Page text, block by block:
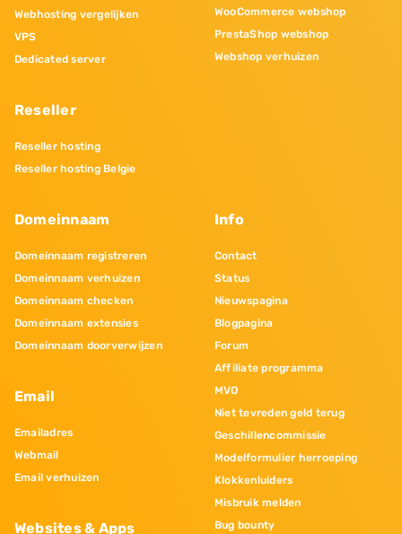
Webhosting vergelijken
VPS
Dedicated server
Reseller
Reseller hosting
Reseller hosting Belgie
WooCommerce webshop
PrestaShop webshop
Webshop verhuizen
Domeinnaam
Domeinnaam registreren
Domeinnaam verhuizen
Domeinnaam checken
Domeinnaam extensies
Domeinnaam doorverwijzen
Email
Emailadres
Webmail
Email verhuizen
Websites & Apps
Info
Contact
Status
Nieuwspagina
Blogpagina
Forum
Affiliate programma
MVO
Niet tevreden geld terug
Geschillencommissie
Modelformulier herroeping
Klokkenluiders
Misbruik melden
Bug bounty